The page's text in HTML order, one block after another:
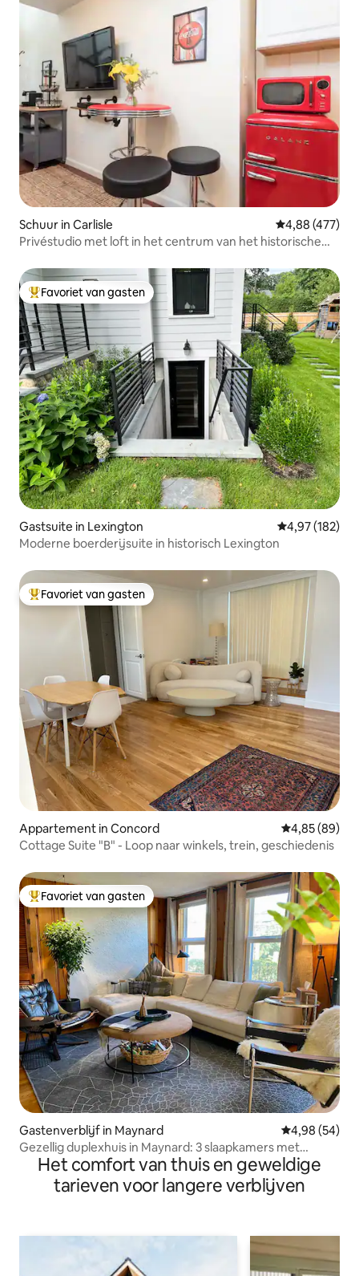
Schuur in Carlisle Gemiddelde
4,88 (477)
Privéstudio met loft in het centrum van het historische
Topfavoriet van gasten
Favoriet van gasten
Gastsuite in Lexington Gemiddelde
4,97 (182)
Moderne boerderijsuite in historisch Lexington
Topfavoriet van gasten
Favoriet van gasten
Appartement in Concord Gemiddelde
4,85 (89)
Cottage Suite "B" - Loop naar winkels, trein, geschiedenis
Topfavoriet van gasten
Favoriet van gasten
Gastenverblijf in Maynard Gemiddelde
4,98 (54)
Gezellig duplexhuis in Maynard: 3 slaapkamers met
houtkachel
Het comfort van thuis en geweldige
tarieven voor langere verblijven